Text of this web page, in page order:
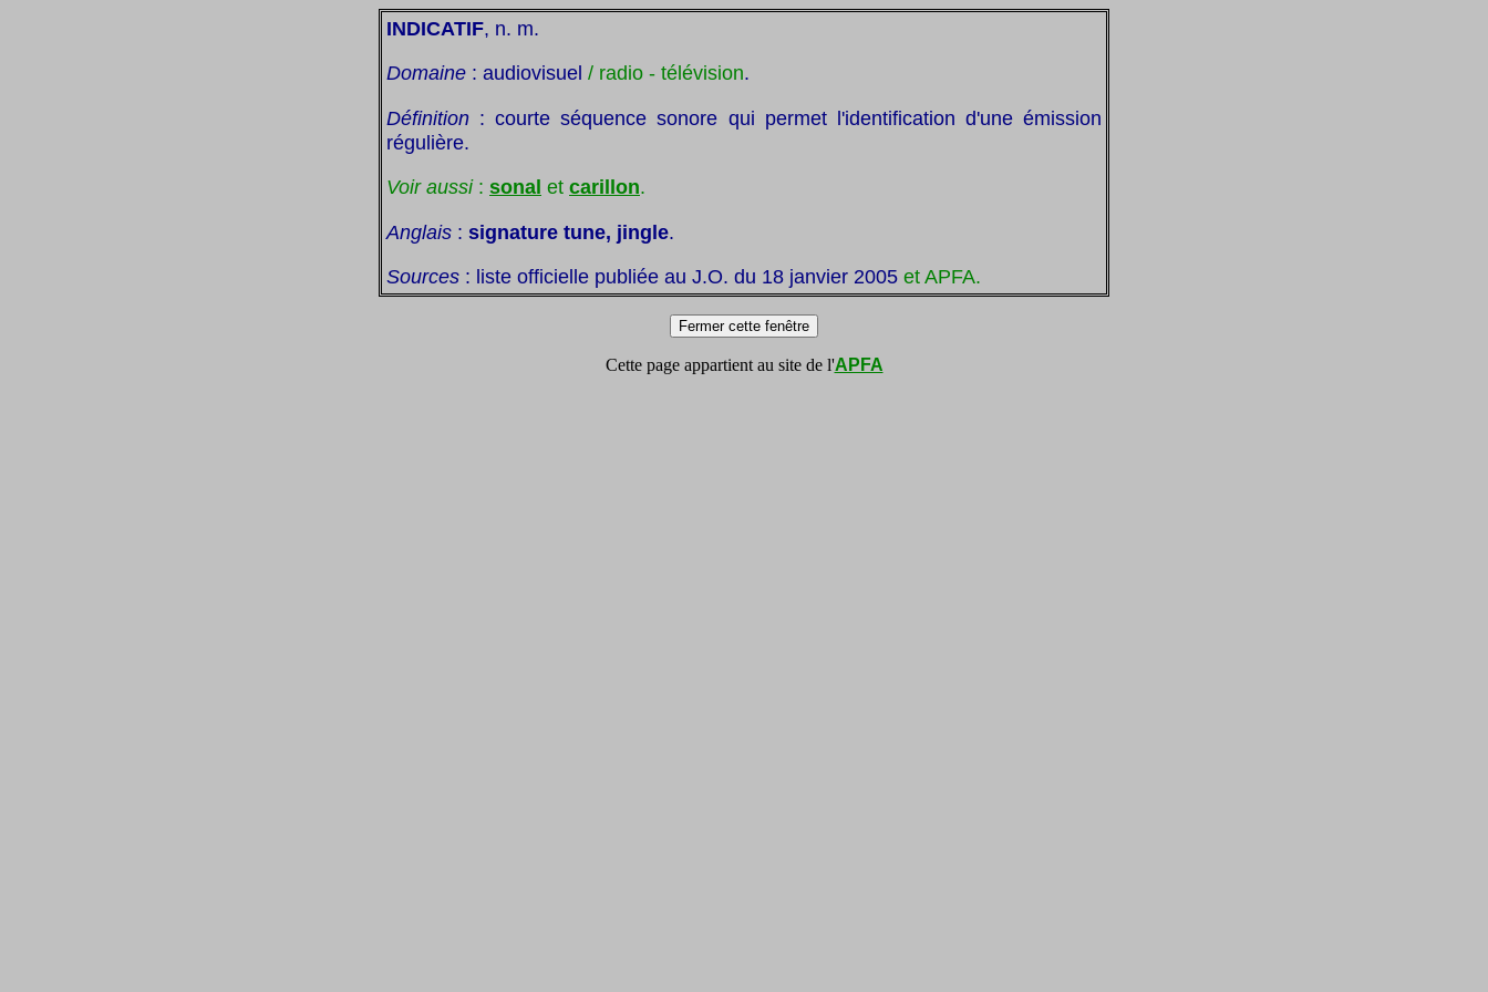
INDICATIF, n. m.
Domaine : audiovisuel / radio - télévision.
Définition : courte séquence sonore qui permet l'identification d'une émission
régulière.
Voir aussi: sonal et carillon.
Anglais : signature tune, jingle.
Sources : liste officielle publiée au J.O. du 18 janvier 2005 et APFA.
Cette page appartient au site de l'APFA